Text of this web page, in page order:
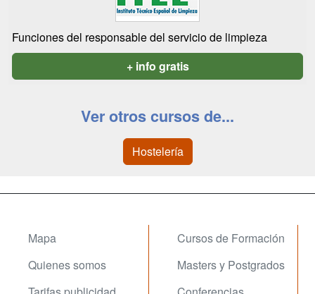
Funciones del responsable del servicio de limpieza
+ info gratis
Ver otros cursos de...
Hostelería
Mapa
Quienes somos
Cursos de Formación
Masters y Postgrados